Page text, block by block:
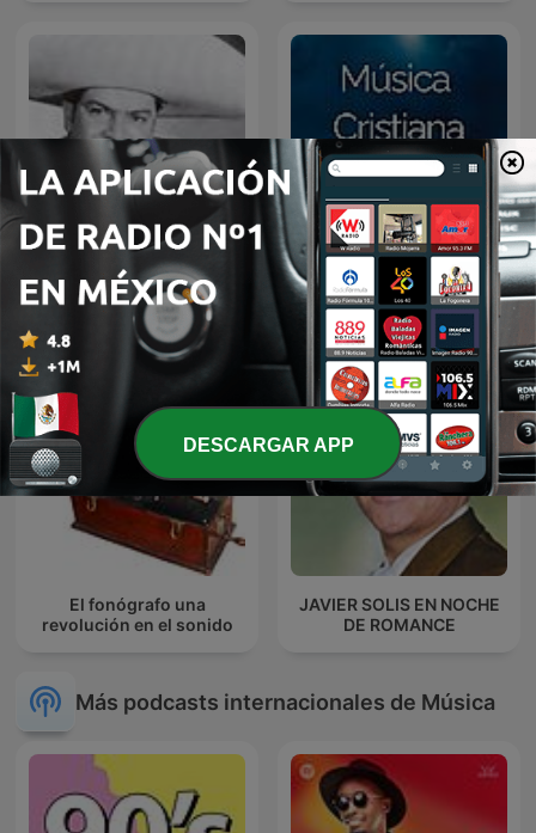
JOSE ALFREDO JIMENEZ
EN NOCHE DE ROMANCE
Música Cristiana
El fonógrafo una
revolución en el sonido
JAVIER SOLIS EN NOCHE
DE ROMANCE
Más podcasts internacionales de Música
DESCARGAR APP